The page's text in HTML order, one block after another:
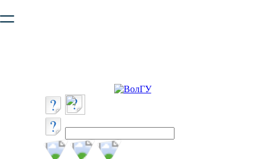
безопасную работу с сайтом. Пожалуйста